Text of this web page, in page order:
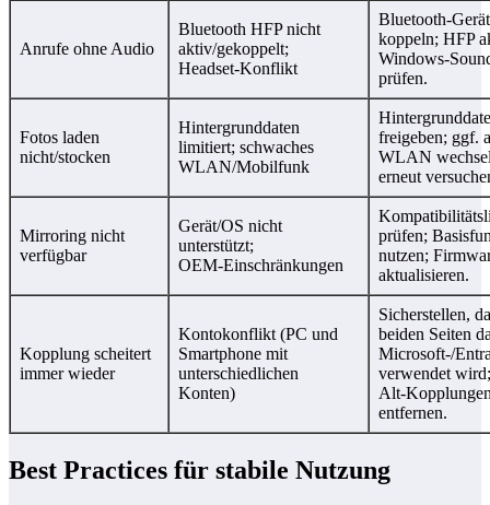
Anrufe ohne Audio
Bluetooth HFP nicht
aktiv/gekoppelt;
Headset‑Konflikt
koppeln; HFP
prüfen.
Fotos laden
nicht/stocken
Hintergrunddaten
limitiert; schwaches
WLAN/Mobilfunk
freigeben; ggf.
WLAN
erneut
Mirroring nicht
verfügbar
Gerät/OS nicht
unterstützt;
OEM‑Einschränkungen
prüfen;
nutzen;
aktualisieren.
Kopplung scheitert
immer wieder
Kontokonflikt (PC und
Smartphone mit
unterschiedlichen
Konten)
Sicherstellen,
beiden Seiten
Microsoft‑/
verwendet wird;
entfernen.
Best Practices für stabile Nutzung